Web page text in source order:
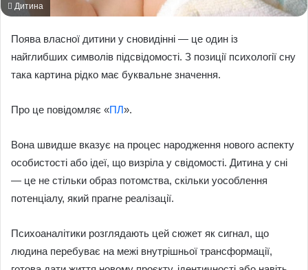
Дитина
Поява власної дитини у сновидінні — це один із
найглибших символів підсвідомості. З позиції психології сну
така картина рідко має буквальне значення.
Про це повідомляє «ПЛ».
Вона швидше вказує на процес народження нового аспекту
особистості або ідеї, що визріла у свідомості. Дитина у сні
— це не стільки образ потомства, скільки уособлення
потенціалу, який прагне реалізації.
Психоаналітики розглядають цей сюжет як сигнал, що
людина перебуває на межі внутрішньої трансформації,